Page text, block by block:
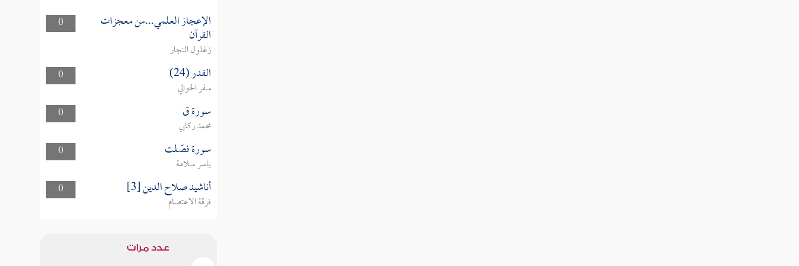
0 الإعجاز العلمي...من معجزات
القرآن
زغلول النجار
0
القدر (24)
سفر الحوالي
0
سورة ق
محمد ركابي
0
سورة فصّلت
ياسر سلامة
0
أناشيد صلاح الدين [3]
فرقة الاعتصام
عدد مرات